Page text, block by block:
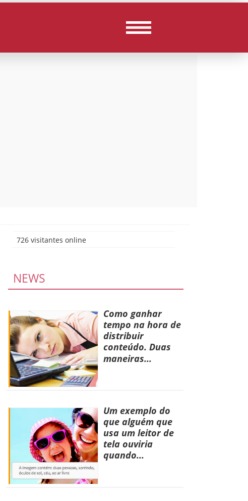
726 visitantes online
NEWS
Como ganhar
tempo na hora de
distribuir
conteúdo.Duas
maneiras...
Um exemplo do
que alguém que
usa um leitor de
tela ouviria
quando...